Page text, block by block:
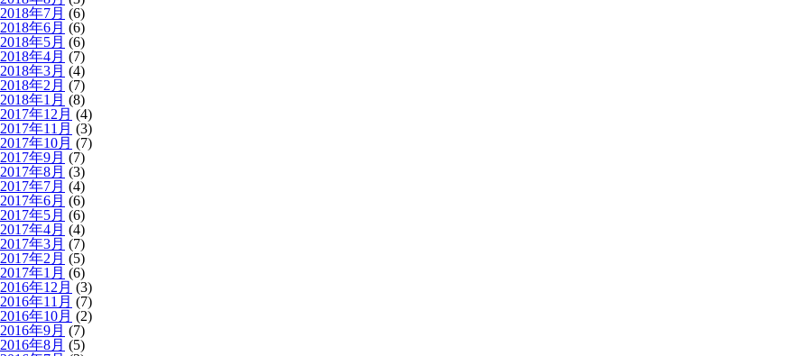
2018年7月 (6)
2018年6月 (6)
2018年5月 (6)
2018年4月 (7)
2018年3月 (4)
2018年2月 (7)
2018年1月 (8)
2017年12月 (4)
2017年11月 (3)
2017年10月 (7)
2017年9月 (7)
2017年8月 (3)
2017年7月 (4)
2017年6月 (6)
2017年5月 (6)
2017年4月 (4)
2017年3月 (7)
2017年2月 (5)
2017年1月 (6)
2016年12月 (3)
2016年11月 (7)
2016年10月 (2)
2016年9月 (7)
2016年8月 (5)